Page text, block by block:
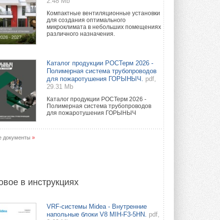
Компактные вентиляционные установки
для создания оптимального
микроклимата в небольших помещениях
различного назначения.
Каталог продукции РОСТерм 2026 -
Полимерная система трубопроводов
для пожаротушения ГОРЫНЫЧ.
pdf,
29.31 Mb
Каталог продукции РОСТерм 2026 -
Полимерная система трубопроводов
для пожаротушения ГОРЫНЫЧ
документы »
в инструкциях
VRF-системы Midea - Внутренние
напольные блоки V8 MIH-F3-5HN. pdf,